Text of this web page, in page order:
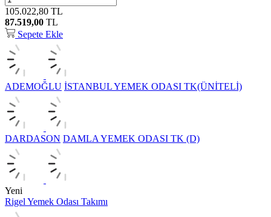
105.022,80 TL
87.519,00 TL
Sepete Ekle
ADEMOĞLU İSTANBUL YEMEK ODASI TK(ÜNİTELİ)
DARDASON DAMLA YEMEK ODASI TK (D)
Yeni
Rigel Yemek Odası Takımı